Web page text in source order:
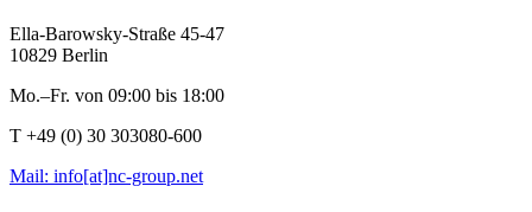
Ella-Barowsky-Straße 45-47
10829 Berlin
Mo.–Fr. von 09:00 bis 18:00
T +49 (0) 30 303080-600
Mail: info[at]nc-group.net